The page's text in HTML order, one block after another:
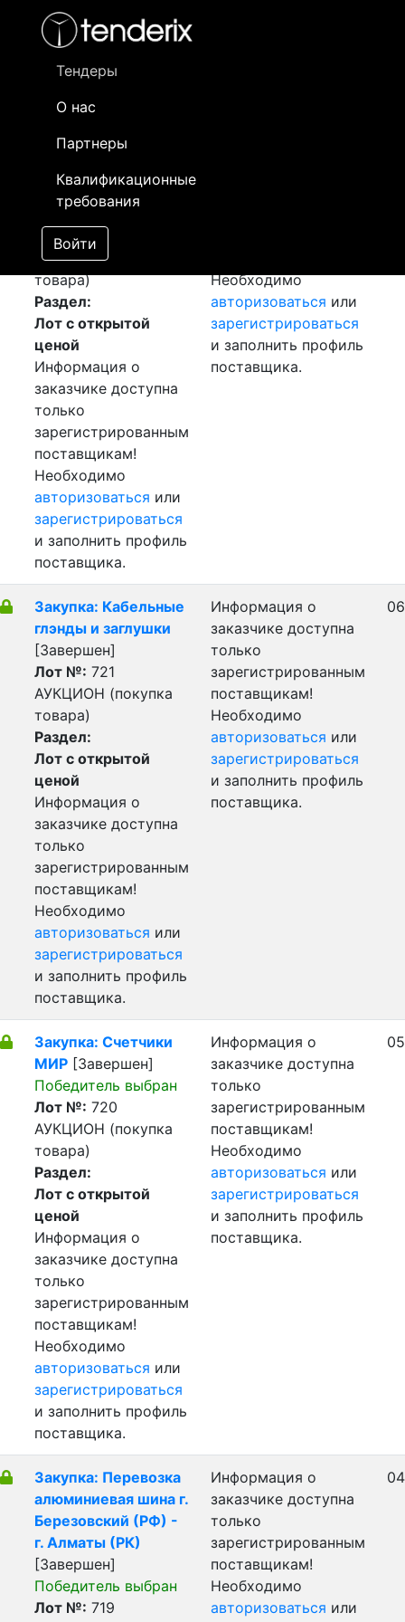
Тендеры
О нас
Партнеры
Квалификационные
требования
Войти
- активный лот
- сохраненный лот (не опубликован)
Закупка:
Инструменты ISKAR
[Завершен]
Лот №:722
АУКЦИОН (покупка
товара)
Раздел:
Лот с открытой
ценой
Информация о
заказчике доступна
только
зарегистрированным
поставщикам!
Необходимо
авторизоваться или
зарегистрироваться
и заполнить профиль
поставщика.
Необходимо
авторизоваться или
зарегистрироваться
и заполнить профиль
поставщика.
Закупка: Кабельные
глэнды и заглушки
[Завершен]
Лот №: 721
АУКЦИОН (покупка
товара)
Раздел:
Лот с открытой
ценой
Информация о
заказчике доступна
только
зарегистрированным
поставщикам!
Необходимо
авторизоваться или
зарегистрироваться
и заполнить профиль
поставщика.
Информация о
заказчике доступна
только
зарегистрированным
поставщикам!
Необходимо
авторизоваться или
зарегистрироваться
и заполнить профиль
поставщика.
Закупка: Счетчики
МИР [Завершен]
Победитель выбран
Лот №: 720
АУКЦИОН (покупка
товара)
Раздел:
Лот с открытой
ценой
Информация о
заказчике доступна
только
зарегистрированным
поставщикам!
Необходимо
авторизоваться или
зарегистрироваться
и заполнить профиль
поставщика.
Информация о
заказчике доступна
только
зарегистрированным
поставщикам!
Необходимо
авторизоваться или
зарегистрироваться
и заполнить профиль
поставщика.
Закупка: Перевозка
алюминиевая шина г.
Березовский (РФ) -
г. Алматы (РК)
[Завершен]
Победитель выбран
Лот №: 719
Информация о
заказчике доступна
только
зарегистрированным
поставщикам!
Необходимо
авторизоваться или